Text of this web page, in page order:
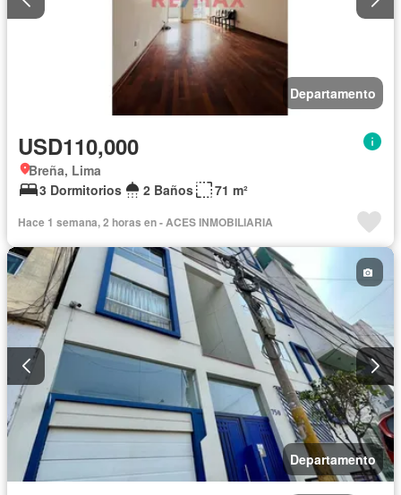
Departamento
USD110,000
Breña, Lima
3 Dormitorios
2 Baños 71 m²
Hace 1 semana, 2 horas en - ACES INMOBILIARIA
Departamento